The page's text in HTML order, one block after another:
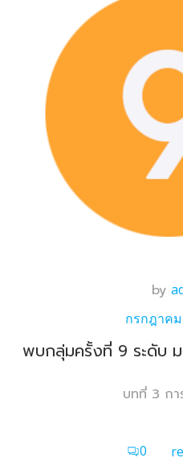
by
กรกฎาคม
พบกลุ่มครั้งที่ 9 ระดับ
บทที่ 3 กา
0